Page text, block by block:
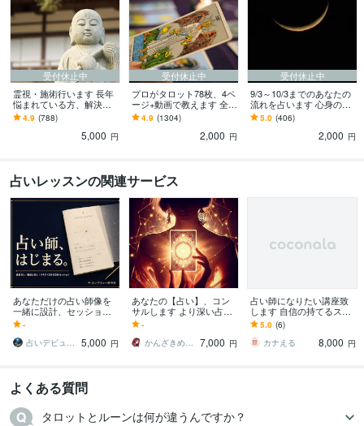
HTML:2年Python:2年Visual Basic:2年
ビジネス・クリエイティブツール
WordPress:6年Word:17年BASE:6年Google Analytics:4年
Adobe Photoshop:17年ゆっくりMovieMaker:0年Adobe Illustrator:4年
Canva:4年
得意分野
思念伝達・縁結び・白魔術の解除 プロになりたい方の適性判断 占
縁結び
白魔術 LGBT
学習指導・資格・キャリア相談 エントリーシート作成のお手伝い
用試験のご相談 学習についてのご相談
就活 採用試験 教員 支援計画 資格
受付休止中
霊視・施術行います 長年
悩まれている方、解決を
目指したい方へ
4.9 (788)
5,000 円
受付休止中
プロがタロット78枚、4ペ
ージ+動画で教えます 全タ
ロットOK。1200名が｢で
きた｣方法+60日間サポー
4.9 (1304)
2,000 円
受付休止中
9/3～10/3までのあなたの
流れを占います 心身の健
康を大事に過ごしたい方
へ
5.0 (406)
2,000 円
占いレッスンの関連サービス
あなただけの占い師像を
一緒に設計、セッション
します テキストだけで、
占い師の方針が決まる。
-
占いデビュー研究所
5,000 円
あなたの【占い】、コン
サルします より深い占い
をしたい方にオススメ！
-
かんざきめぐみ
7,000 円
占い師になりたい講座致
します 自信の持てるスキ
ルを身につけましょう
5.0 (6)
カナえる
8,000 円
よくある質問
タロットとルーンは何が違うんですか？